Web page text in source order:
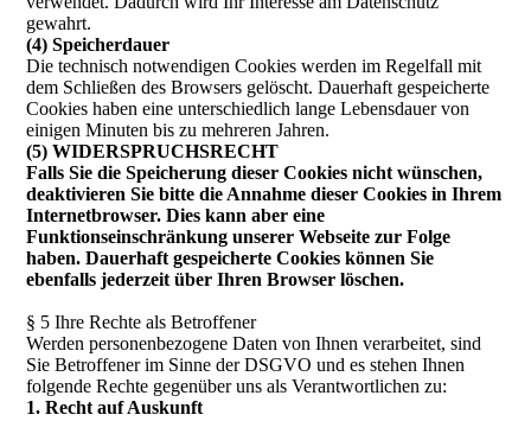
gewahrt.
(4) Speicherdauer
Die technisch notwendigen Cookies werden im Regelfall mit
dem Schließen des Browsers gelöscht. Dauerhaft gespeicherte
Cookies haben eine unterschiedlich lange Lebensdauer von
einigen Minuten bis zu mehreren Jahren.
(5) WIDERSPRUCHSRECHT
Falls Sie die Speicherung dieser Cookies nicht wünschen,
deaktivieren Sie bitte die Annahme dieser Cookies in Ihrem
Internetbrowser. Dies kann aber eine
Funktionseinschränkung unserer Webseite zur Folge
haben. Dauerhaft gespeicherte Cookies können Sie
ebenfalls jederzeit über Ihren Browser löschen.
§ 5 Ihre Rechte als Betroffener
Werden personenbezogene Daten von Ihnen verarbeitet, sind
Sie Betroffener im Sinne der DSGVO und es stehen Ihnen
folgende Rechte gegenüber uns als Verantwortlichen zu:
1. Recht auf Auskunft